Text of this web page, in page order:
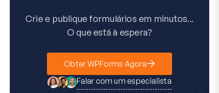
Crie e publique formulários em minutos...
O que está à espera?
Obter WPForms Agora
Falar com um especialista